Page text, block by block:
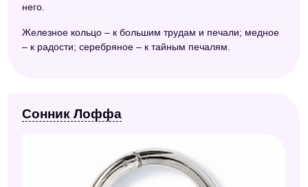
него.
Железное кольцо – к большим трудам и печали; медное
– к радости; серебряное – к тайным печалям.
Сонник Лоффа